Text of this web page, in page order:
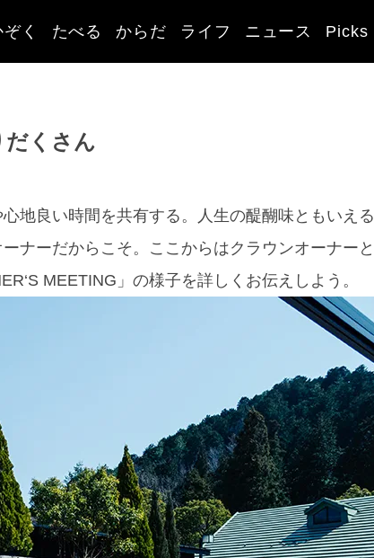
く たべる からだ ライフ ニュース Picks
だくさん
地良い時間を共有する。人生の醍醐味ともいえる
ナーだからこそ。ここからはクラウンオーナーと
MEETING」の様子を詳しくお伝えしよう。